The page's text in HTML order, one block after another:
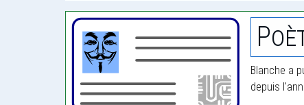
Blanche a
depuis